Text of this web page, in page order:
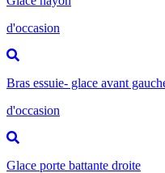
d'occasion
Bras essuie- glace avant
d'occasion
Glace porte battante droite